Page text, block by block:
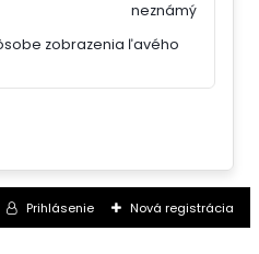
zobrazenia ľavého
neznámý
Prihlásenie Nová registrácia